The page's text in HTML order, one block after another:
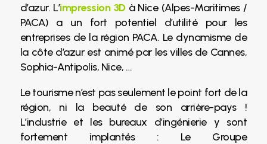
d’azur. L’impression 3D à Nice (Alpes-Maritimes /
PACA) a un fort potentiel d’utilité pour les
entreprises de la région PACA. Le dynamisme de
la côte d’azur est animé par les villes de Cannes,
Sophia-Antipolis, Nice, …
Le tourisme n’est pas seulement le point fort de la
région, ni la beauté de son arrière-pays !
L’industrie et les bureaux d’ingénierie y sont
fortement implantés : Le Groupe